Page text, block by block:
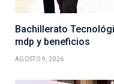
Bachillerato
mdp y beneficios
AGOSTO 9, 2026